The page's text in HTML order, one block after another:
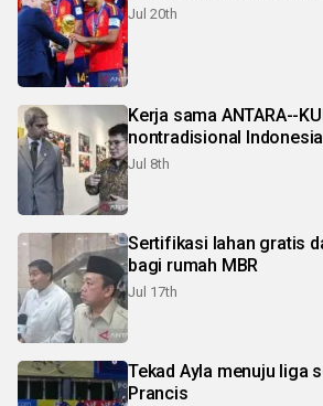
Jul 20th
Kerja sama ANTARA--
nontradisional
Jul 8th
Sertifikasi lahan gratis
bagi rumah MBR
Jul 17th
Tekad Ayla menuju liga
Prancis